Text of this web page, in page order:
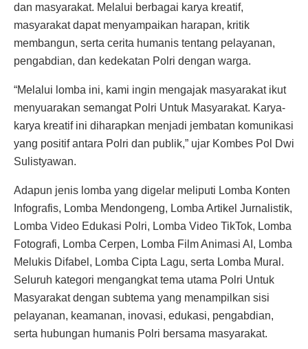
dan masyarakat. Melalui berbagai karya kreatif,
masyarakat dapat menyampaikan harapan, kritik
membangun, serta cerita humanis tentang pelayanan,
pengabdian, dan kedekatan Polri dengan warga.
“Melalui lomba ini, kami ingin mengajak masyarakat ikut
menyuarakan semangat Polri Untuk Masyarakat. Karya-
karya kreatif ini diharapkan menjadi jembatan komunikasi
yang positif antara Polri dan publik,” ujar Kombes Pol Dwi
Sulistyawan.
Adapun jenis lomba yang digelar meliputi Lomba Konten
Infografis, Lomba Mendongeng, Lomba Artikel Jurnalistik,
Lomba Video Edukasi Polri, Lomba Video TikTok, Lomba
Fotografi, Lomba Cerpen, Lomba Film Animasi AI, Lomba
Melukis Difabel, Lomba Cipta Lagu, serta Lomba Mural.
Seluruh kategori mengangkat tema utama Polri Untuk
Masyarakat dengan subtema yang menampilkan sisi
pelayanan, keamanan, inovasi, edukasi, pengabdian,
serta hubungan humanis Polri bersama masyarakat.